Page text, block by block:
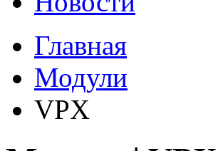
Главная
Модули
VPX